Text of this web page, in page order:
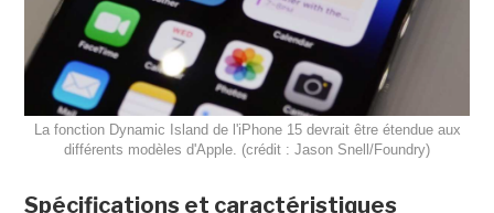
La fonction Dynamic Island de l'iPhone 15 devrait être étendue aux
différents modèles d'Apple. (crédit : Jason Snell/Foundry)
Spécifications et caractéristiques